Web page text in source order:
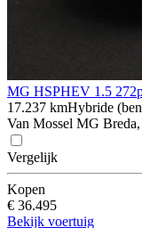
MG HSPHEV 1.5
17.237 kmHybride
Van Mossel MG
Vergelijk
Kopen
€ 36.495
Bekijk voertuig